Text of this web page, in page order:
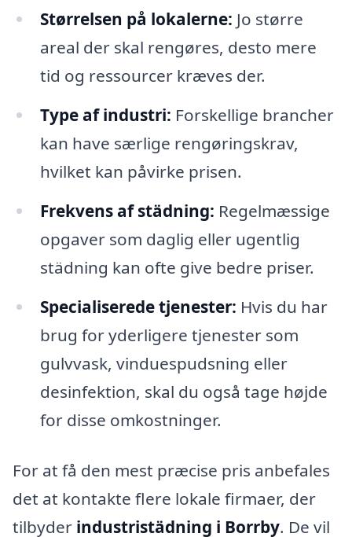
Størrelsen på lokalerne: Jo større
areal der skal rengøres, desto mere
tid og ressourcer kræves der.
Type af industri: Forskellige brancher
kan have særlige rengøringskrav,
hvilket kan påvirke prisen.
Frekvens af städning: Regelmæssige
opgaver som daglig eller ugentlig
städning kan ofte give bedre priser.
Specialiserede tjenester: Hvis du har
brug for yderligere tjenester som
gulvvask, vinduespudsning eller
desinfektion, skal du også tage højde
for disse omkostninger.
For at få den mest præcise pris anbefales
det at kontakte flere lokale firmaer, der
tilbyder industristädning i Borrby. De vil